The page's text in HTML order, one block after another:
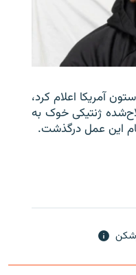
آمریکا اعلام کرد،
ژنتیکی خوک به
این عمل درگذشت.